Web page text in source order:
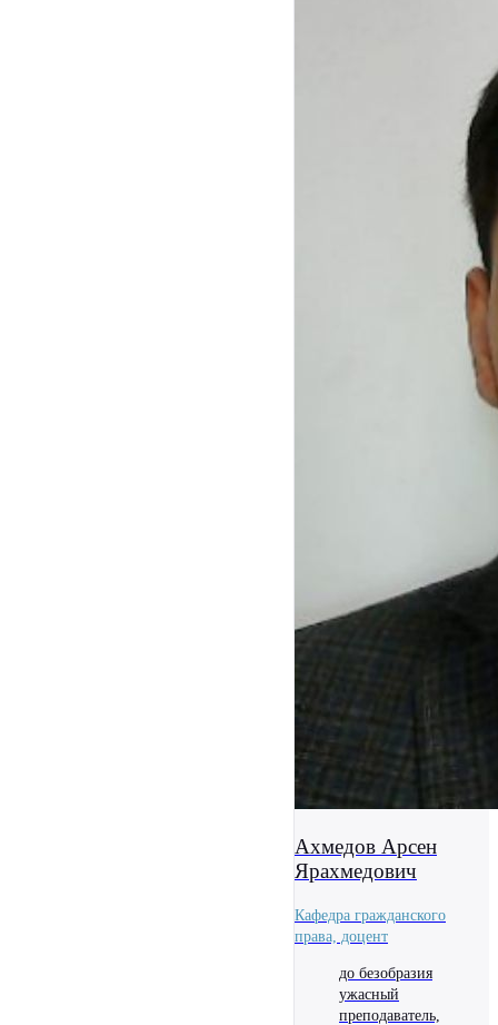
Ахмедов Арсен
Ярахмедович
Кафедра гражданского
права, доцент
до безобразия
ужасный
преподаватель,